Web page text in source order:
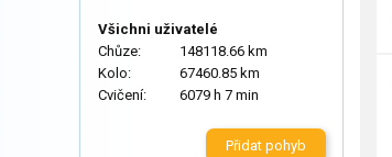
Všichni uživatelé
Chůze:
148118.66 km
Kolo:
67460.85 km
Cvičení:
6079 h 7 min
Přidat pohyb